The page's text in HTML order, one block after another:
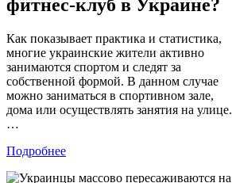
фитнес-клуб в Украине?
Как показывает практика и статистика,
многие украинские жители активно
занимаются спортом и следят за
собственной формой. В данном случае
можно заниматься в спортивном зале,
дома или осуществлять занятия на улице.
…
Подробнее